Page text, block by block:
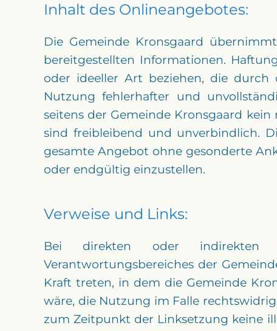
Inhalt des Onlineangebotes:
Die Gemeinde Kronsgaard
bereitgestellten Informationen.
oder ideeller Art beziehen, die
Nutzung fehlerhafter und
seitens der Gemeinde Kronsgaard
sind freibleibend und unverbindlich.
gesamte Angebot ohne gesonderte
oder endgültig einzustellen.
Verweise und Links:
Bei direkten oder indirekten
Verantwortungsbereiches der
Kraft treten, in dem die Gemeinde
wäre, die Nutzung im Falle
zum Zeitpunkt der Linksetzung keine